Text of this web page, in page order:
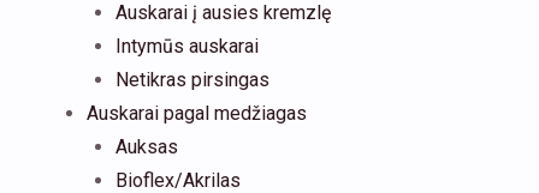
Auskarai į ausies kremzlę
Intymūs auskarai
Netikras pirsingas
Auskarai pagal medžiagas
Auksas
Bioflex/Akrilas